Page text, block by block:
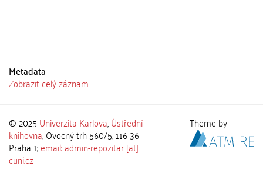
Metadata
Zobrazit celý záznam
© 2025 Univerzita Karlova,Ústřední
knihovna, Ovocný trh 560/5, 116 36
Praha 1;email: admin-repozitar [at]
cuni.cz
Theme by